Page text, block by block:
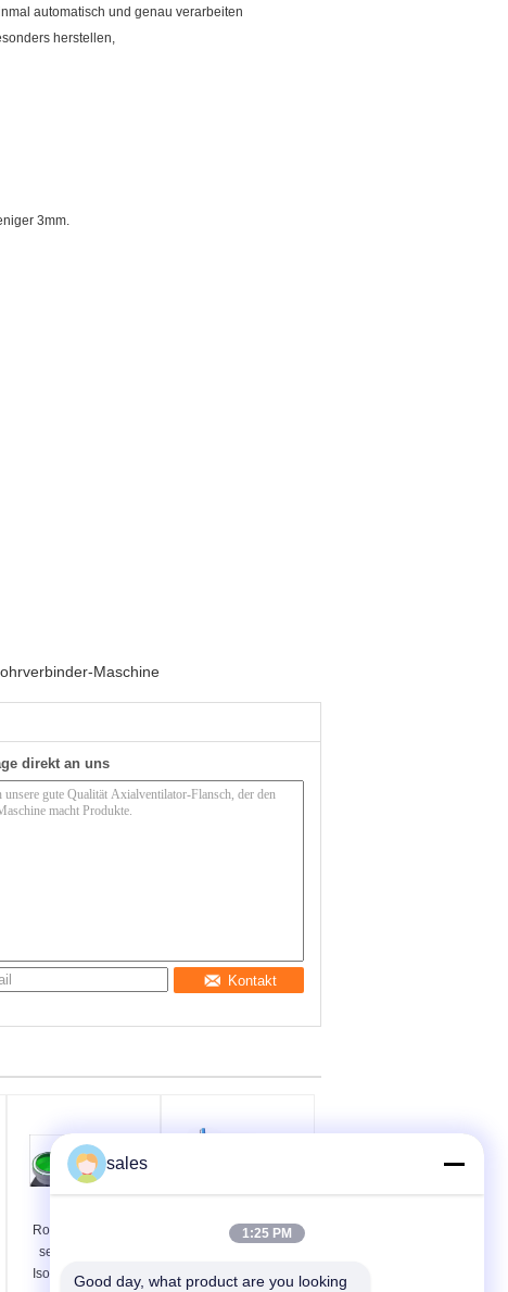
automatisch und genau verarbeiten
herstellen,
3mm.
Maschine
direkt an uns
Kontakt
Rohr-Maschinen-
selbstklebende
Isolierung HVAC-
Rohr-Maschinen-
Abschwächer-
sales
1:25 PM
Good day, what product are you looking